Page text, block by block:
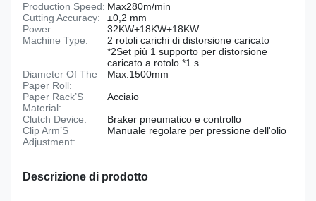
Production Speed: Max280m/min
Cutting Accuracy:
±0,2 mm
Power:
32KW+18KW+18KW
Machine Type:
2 rotoli carichi di distorsione caricato
*2Set più 1 supporto per distorsione
caricato a rotolo *1 s
Diameter Of The
Paper Roll:
Max.1500mm
Paper Rack’S
Material:
Acciaio
Clutch Device:
Braker pneumatico e controllo
Clip Arm’S
Adjustment:
Manuale regolare per pressione dell'olio
Descrizione di prodotto